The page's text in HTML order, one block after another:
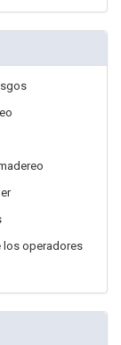
los operadores